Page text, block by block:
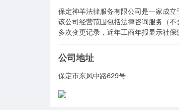
保定神羊法律服务有限公司是一家成
该公司经营范围包括法律咨询服务（
多次变更记录，近年工商年报显示社保
公司地址
保定市东风中路629号